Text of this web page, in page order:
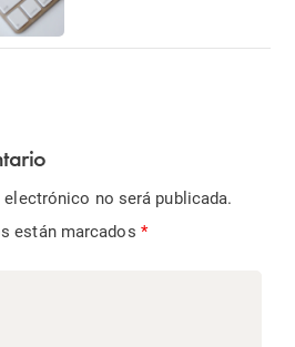
no será publicada.
están marcados *